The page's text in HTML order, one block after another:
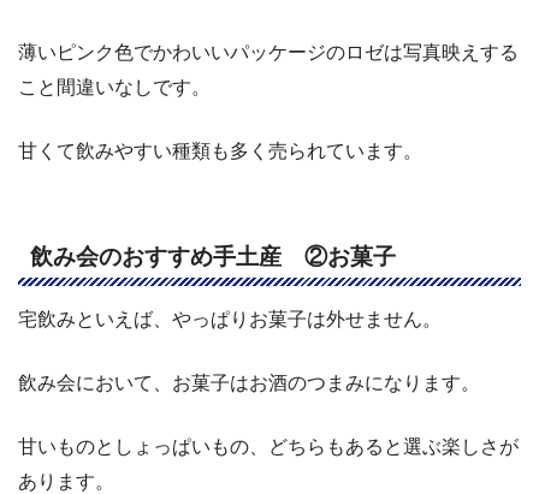
薄いピンク色でかわいいパッケージのロゼは写真映えする
こと間違いなしです。
甘くて飲みやすい種類も多く売られています。
飲み会のおすすめ手土産 ②お菓子
宅飲みといえば、やっぱりお菓子は外せません。
飲み会において、お菓子はお酒のつまみになります。
甘いものとしょっぱいもの、どちらもあると選ぶ楽しさが
あります。